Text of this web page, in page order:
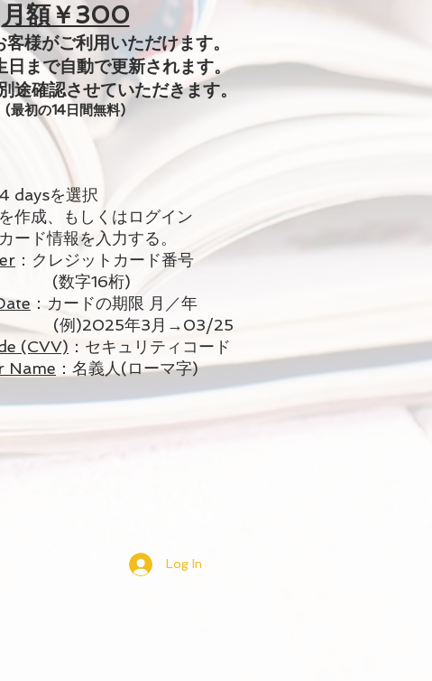
月額￥300
様がご利用いただけます。
日まで自動で更新されます。
途確認させていただきます。
(最初の14日間無料)
を選択
作成、もしくはログイン
ード情報を入力する。
：クレジットカード番号
16桁)
：カードの期限 月／年
年3月→03/25
(CVV) ：セキュリティコード
Name ：名義人(ローマ字)
Log In